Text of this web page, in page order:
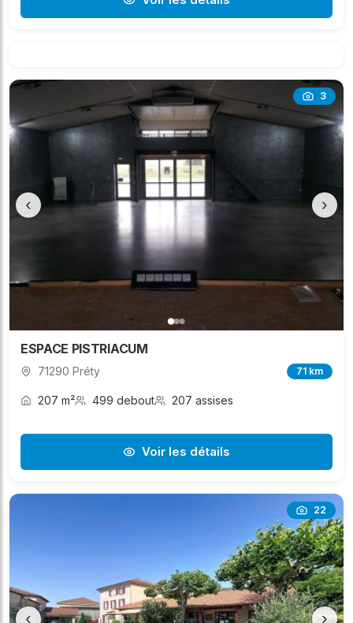
3
‹ ›
ESPACE PISTRIACUM
71290 Préty 71 km
207 m² 499 debout 207 assises
Voir les détails
22